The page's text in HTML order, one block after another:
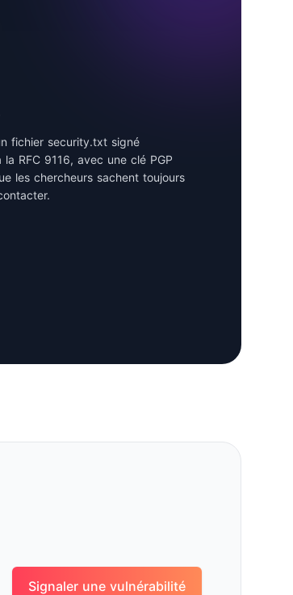
fichier security.txt signé
RFC 9116, avec une clé PGP
les chercheurs sachent toujours
Signaler une vulnérabilité